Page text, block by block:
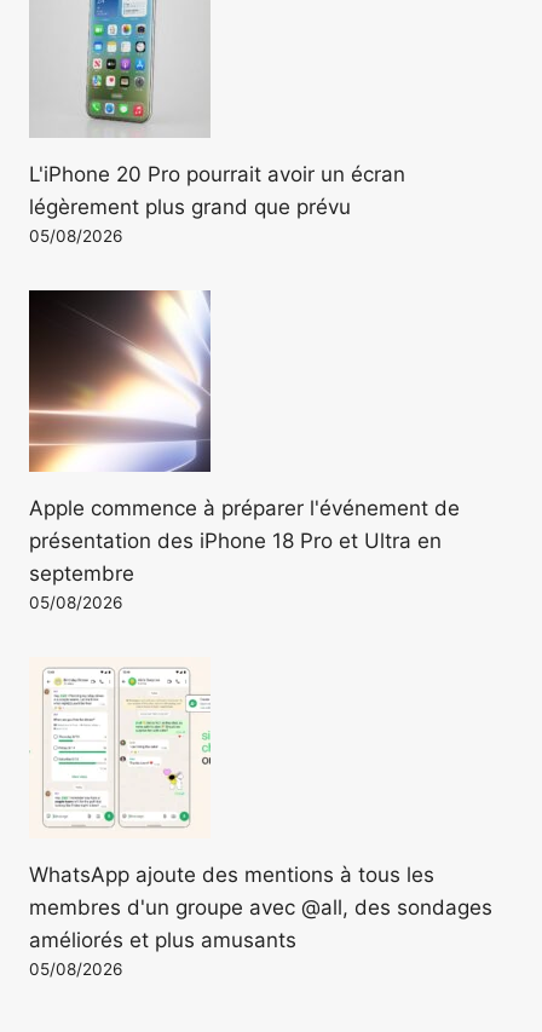
L'iPhone 20 Pro pourrait avoir un écran
légèrement plus grand que prévu
05/08/2026
Apple commence à préparer l'événement de
présentation des iPhone 18 Pro et Ultra en
septembre
05/08/2026
WhatsApp ajoute des mentions à tous les
membres d'un groupe avec @all, des sondages
améliorés et plus amusants
05/08/2026